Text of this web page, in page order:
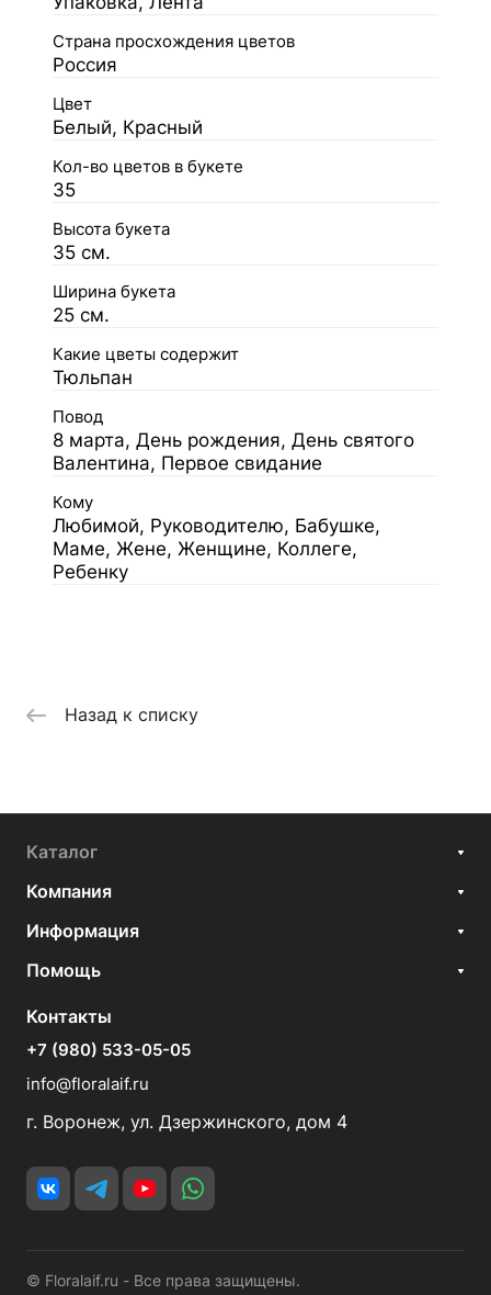
Страна просхождения цветов
Россия
Цвет
Белый, Красный
Кол-во цветов в букете
35
Высота букета
35 см.
Ширина букета
25 см.
Какие цветы содержит
Тюльпан
Повод
8 марта, День рождения, День святого
Валентина, Первое свидание
Кому
Любимой, Руководителю, Бабушке,
Маме, Жене, Женщине, Коллеге,
Ребенку
Назад к списку
Каталог
Компания
Информация
Помощь
Контакты
+7 (980) 533-05-05
info@floralaif.ru
г. Воронеж, ул. Дзержинского, дом 4
© Floralaif.ru - Все права защищены.